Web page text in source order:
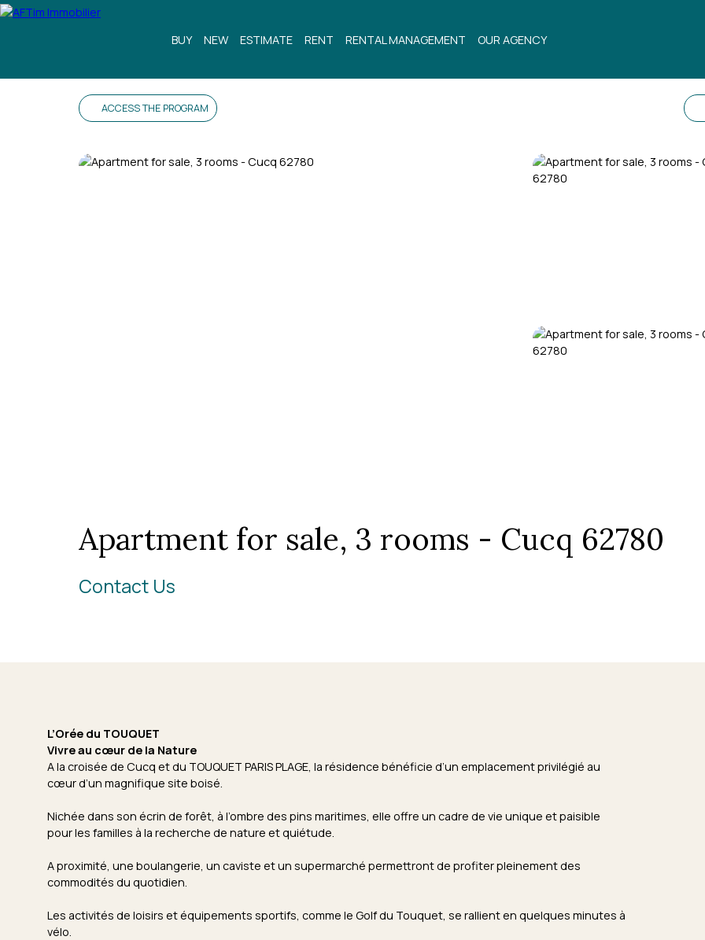
BUY NEW ESTIMATE RENT RENTAL MANAGEMENT OUR AGENCY
ACCESS THE PROGRAM
Apartment for sale, 3 rooms - Cucq 62780
Contact Us
L’Orée du TOUQUET
Vivre au cœur de la Nature
A la croisée de Cucq et du TOUQUET PARIS PLAGE, la résidence bénéficie d’un emplacement privilégié au
cœur d’un magnifique site boisé.
Nichée dans son écrin de forêt, à l’ombre des pins maritimes, elle offre un cadre de vie unique et paisible
pour les familles à la recherche de nature et quiétude.
A proximité, une boulangerie, un caviste et un supermarché permettront de profiter pleinement des
commodités du quotidien.
Les activités de loisirs et équipements sportifs, comme le Golf du Touquet, se rallient en quelques minutes à
vélo.